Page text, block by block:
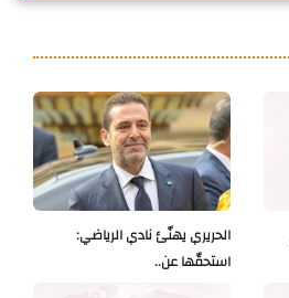
الحريري يهنّئ نادي الرياضي:
استحقّها عن..